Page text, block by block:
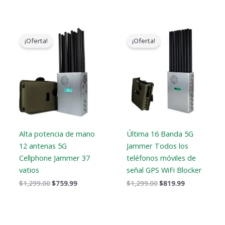
¡Oferta!
Alta potencia de mano
12 antenas 5G
Cellphone Jammer 37
vatios
$1,299.00
precio
original
era:
$1,299.00.
$759.99
El
precio
actual
es:
$759.99.
¡Oferta!
Última 16 Banda 5G
Jammer Todos los
teléfonos móviles de
señal GPS WiFi Blocker
$1,299.00
precio
original
$819.99
El
es: